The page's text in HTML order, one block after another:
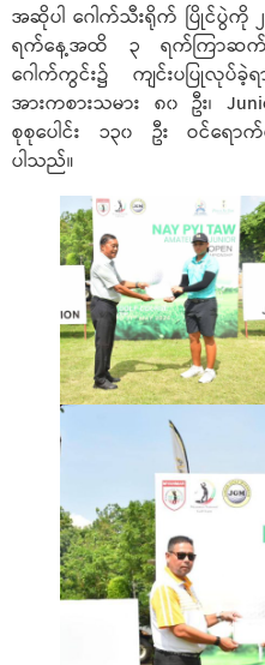
အဆိုပါ ဂေါက်သီးရိုက် ပြိုင်ပွဲကို
ရက်နေ့အထိ ၃ ရက်ကြာဆက်
ဂေါက်ကွင်း၌ ကျင်းပပြုလုပ်
အားကစားသမား ၈၀ ဦး၊
စုစုပေါင်း ၁၃၀ ဦး ဝင်ရော
ပါသည်။